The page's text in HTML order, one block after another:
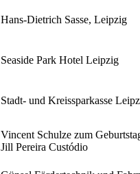
Hans-Dietrich Sasse, Leipzig
Seaside Park Hotel Leipzig
Stadt- und Kreissparkasse
Vincent Schulze zum
Jill Pereira Custódio